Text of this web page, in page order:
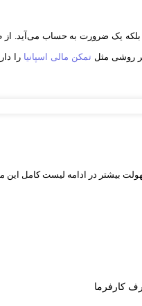
بلکه یک ضرورت به حساب می‌آید.
روشی مثل تمکن مالی اسپانیا را
بیشتر در ادامه لیست کامل این
کارفرما